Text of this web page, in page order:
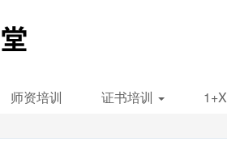
师资培训 证书培训